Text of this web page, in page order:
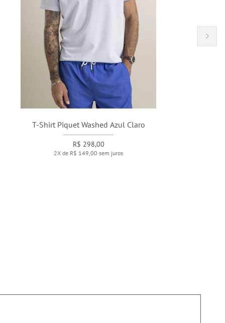
T-Shirt Piquet Washed Azul Claro
R$ 298,00
2X de R$ 149,00 sem juros